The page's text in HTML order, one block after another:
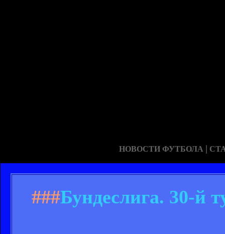
НОВОСТИ ФУТБОЛА |
###Бундеслига. 30-й